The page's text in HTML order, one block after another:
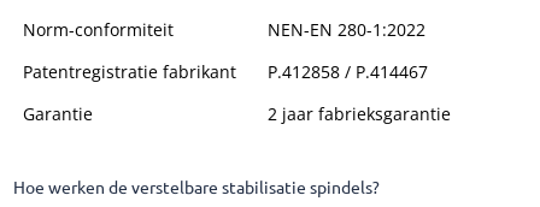
Norm-conformiteit
NEN-EN 280-1:2022
Patentregistratie fabrikant
P.412858 / P.414467
Garantie
2 jaar fabrieksgarantie
Hoe werken de verstelbare stabilisatie spindels?